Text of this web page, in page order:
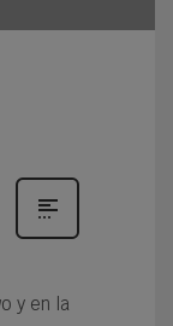
y en la